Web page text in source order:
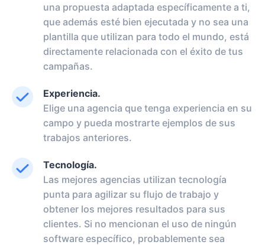
una propuesta adaptada específicamente a ti,
que además esté bien ejecutada y no sea una
plantilla que utilizan para todo el mundo, está
directamente relacionada con el éxito de tus
campañas.
Experiencia.
Elige una agencia que tenga experiencia en su
campo y pueda mostrarte ejemplos de sus
trabajos anteriores.
Tecnología.
Las mejores agencias utilizan tecnología
punta para agilizar su flujo de trabajo y
obtener los mejores resultados para sus
clientes. Si no mencionan el uso de ningún
software específico, probablemente sea